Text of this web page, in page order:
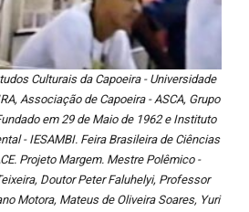
Culturais da Capoeira - Universidade
Associação de Capoeira - ASCA, Grupo
em 29 de Maio de 1962 e Instituto
- IESAMBI. Feira Brasileira de Ciências
Projeto Margem. Mestre Polêmico -
Doutor Peter Faluhelyi, Professor
Motora, Mateus de Oliveira Soares, Yuri